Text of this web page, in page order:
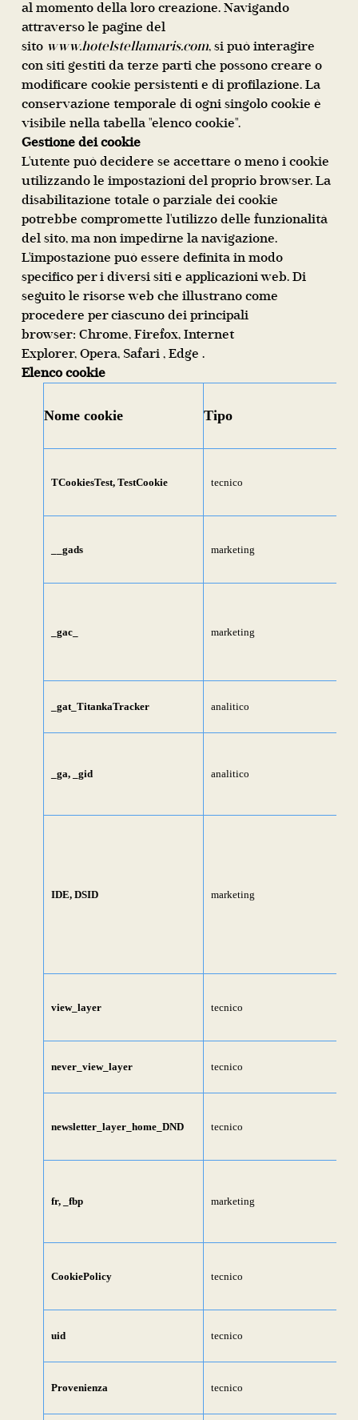
al momento della loro creazione. Navigando
attraverso le pagine del
sito www.hotelstellamaris.com, si può interagire
con siti gestiti da terze parti che possono creare o
modificare cookie persistenti e di profilazione. La
conservazione temporale di ogni singolo cookie è
visibile nella tabella "elenco cookie".
Gestione dei cookie
L'utente può decidere se accettare o meno i cookie
utilizzando le impostazioni del proprio browser. La
disabilitazione totale o parziale dei cookie
potrebbe compromette l'utilizzo delle funzionalità
del sito, ma non impedirne la navigazione.
L'impostazione può essere definita in modo
specifico per i diversi siti e applicazioni web. Di
seguito le risorse web che illustrano come
procedere per ciascuno dei principali
browser: Chrome, Firefox, Internet
Explorer, Opera, Safari , Edge .
Elenco cookie
Nome cookie Tipo
TCookiesTest, TestCookie tecnico
__gads marketing
_gac_ marketing
_gat_TitankaTracker analitico
_ga, _gid analitico
IDE, DSID marketing
view_layer tecnico
never_view_layer tecnico
newsletter_layer_home_DND tecnico
fr, _fbp marketing
CookiePolicy tecnico
uid tecnico
Provenienza tecnico